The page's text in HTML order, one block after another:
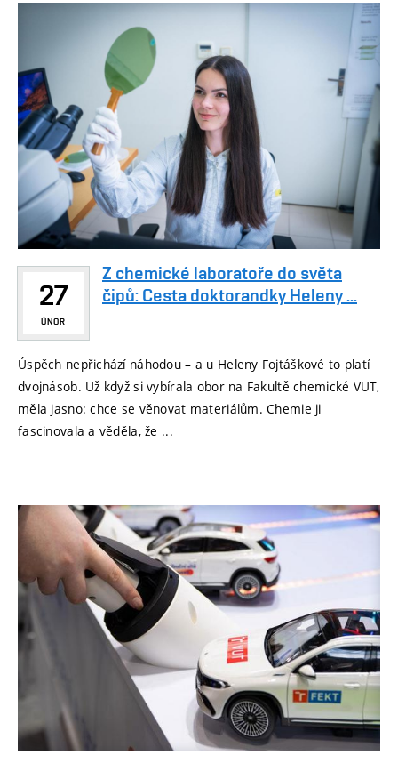
27
ÚNOR
Z chemické laboratoře do světa
čipů: Cesta doktorandky Heleny ...
Úspěch nepřichází náhodou – a u Heleny Fojtáškové to platí
dvojnásob. Už když si vybírala obor na Fakultě chemické VUT,
měla jasno: chce se věnovat materiálům. Chemie ji
fascinovala a věděla, že ...